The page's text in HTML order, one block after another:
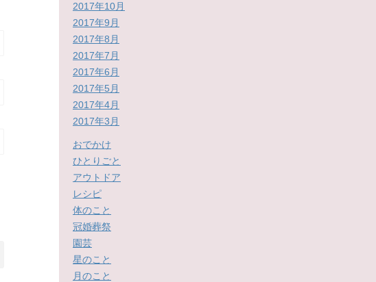
2017年10月
2017年9月
2017年8月
2017年7月
2017年6月
2017年5月
2017年4月
2017年3月
おでかけ
ひとりごと
アウトドア
レシピ
体のこと
冠婚葬祭
園芸
星のこと
月のこと